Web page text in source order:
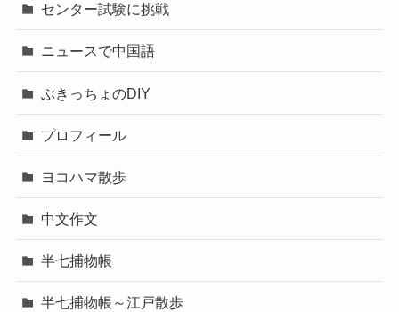
センター試験に挑戦
ニュースで中国語
ぶきっちょのDIY
プロフィール
ヨコハマ散歩
中文作文
半七捕物帳
半七捕物帳～江戸散歩